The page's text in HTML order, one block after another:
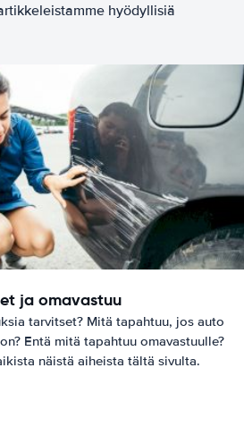
hyödyllisiä
ja omavastuu
tarvitset? Mitä tapahtuu, jos auto
Entä mitä tapahtuu omavastuulle?
näistä aiheista tältä sivulta.